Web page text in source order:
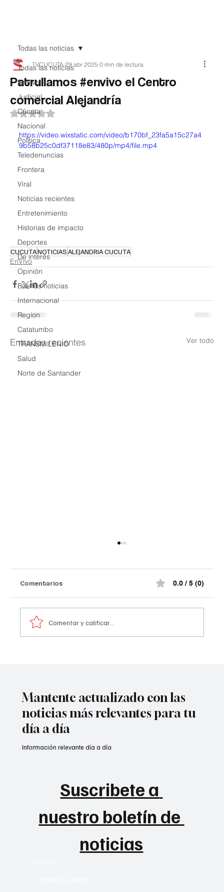
Todas las noticias
EnVivo
Judicial
Cúcuta
Nacional
Política
Teledenuncias
Frontera
Viral
Noticias recientes
Entretenimiento
Historias de impacto
Deportes
De interés
Opinión
Buenas noticias
Internacional
Region
Catatumbo
TRANSMILENIO
Salud
Norte de Santander
Todas las noticias
Patrullamos #envivo el Centro
comercial Alejandría
TVCUCUTA 29 abr 2025 0 min de lectura
Obtuvo NaN de 5 estrellas.
https://video.wixstatic.com/video/b170bf_23fa5a15c27a4
9b58b25c0df37118e83/480p/mp4/file.mp4
CUCUTANOTICIASALEJANDRIA CUCUTA
EnVivo
Entradas recientes Ver todo
Comentarios 0.0 / 5 (0)
Comentar y calificar...
Mantente actualizado con las
noticias más relevantes para tu
día a día
Suscribete a
nuestro boletín de
noticias
Información relevante día a día